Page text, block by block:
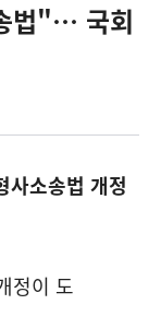
법"… 국회
소송법 개정
정이 도